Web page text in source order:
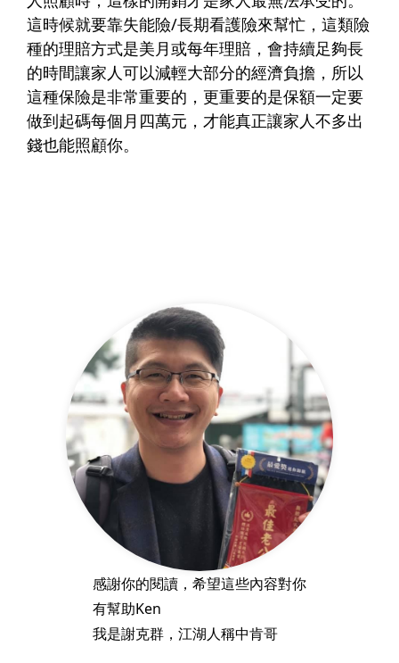
這時候就要靠失能險/長期看護險來幫忙，這類險
種的理賠方式是美月或每年理賠，會持續足夠長
的時間讓家人可以減輕大部分的經濟負擔，所以
這種保險是非常重要的，更重要的是保額一定要
做到起碼每個月四萬元，才能真正讓家人不多出
錢也能照顧你。
感謝你的閱讀，希望這些內容對你
有幫助Ken
我是謝克群，江湖人稱中肯哥